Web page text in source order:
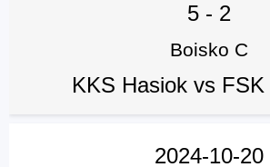
5 - 2
Boisko C
KKS Hasiok vs
2024-10-20